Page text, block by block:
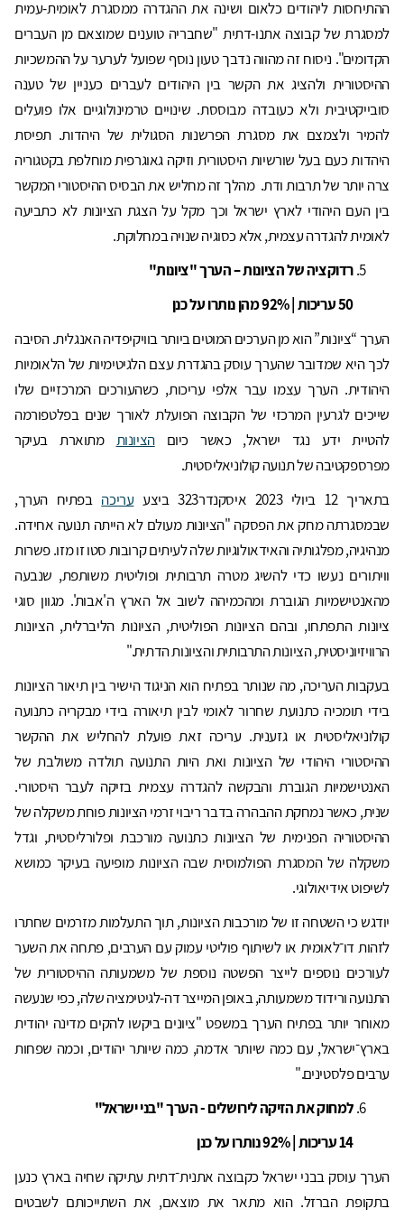
ההתיחסות ליהודים כלאום ושינה את ההגדרה ממסגרת לאומית-עמית
למסגרת של קבוצה אתנו-דתית "שחבריה טוענים שמוצאם מן העברים
הקדומים". ניסוח זה מהווה נדבך טעון נוסף שפועל לערער על ההמשכיות
ההיסטורית ולהציג את הקשר בין היהודים לעברים כעניין של טענה
סובייקטיבית ולא כעובדה מבוססת. שינויים טרמינולוגיים אלו פועלים
להמיר ולצמצם את מסגרת הפרשנות הסגולית של היהדות. תפיסת
היהדות כעם בעל שורשיות היסטורית וזיקה גאוגרפית מוחלפת בקטגוריה
צרה יותר של תרבות ודת. מהלך זה מחליש את הבסיס ההיסטורי המקשר
בין העם היהודי לארץ ישראל וכך מקל על הצגת הציונות לא כתביעה
לאומית להגדרה עצמית, אלא כסוגיה שנויה במחלוקת.
רדוקציה של הציונות – הערך "ציונות"
50 עריכות | 92% מהן נותרו על כנן
הערך “ציונות” הוא מן הערכים המוטים ביותר בוויקיפדיה האנגלית. הסיבה
לכך היא שמדובר שהערך עוסק בהגדרת עצם הלגיטימיות של הלאומיות
היהודית. הערך עצמו עבר אלפי עריכות, כשהעורכים המרכזיים שלו
שייכים לגרעין המרכזי של הקבוצה הפועלת לאורך שנים בפלטפורמה
להטיית ידע נגד ישראל, כאשר כיוםהציונות מתוארת בעיקר
מפרספקטיבה של תנועה קולוניאליסטית.
בתאריך 12 ביולי 2023 איסקנדר323 ביצע
עריכה בפתיח הערך,
שבמסגרתה מחק את הפסקה "הציונות מעולם לא הייתה תנועה אחידה.
מנהיגיה, מפלגותיה והאידאולוגיות שלה לעיתים קרובות סטו זו מזו. פשרות
וויתורים נעשו כדי להשיג מטרה תרבותית ופוליטית משותפת, שנבעה
מהאנטישמיות הגוברת ומהכמיהה לשוב אל הארץ ה'אבות'. מגוון סוגי
ציונות התפתחו, ובהם הציונות הפוליטית, הציונות הליברלית, הציונות
הרוויזיוניסטית, הציונות התרבותית והציונות הדתית."
בעקבות העריכה, מה שנותר בפתיח הוא הניגוד הישיר בין תיאור הציונות
בידי תומכיה כתנועת שחרור לאומי לבין תיאורה בידי מבקריה כתנועה
קולוניאליסטית או גזענית. עריכה זאת פועלת להחליש את ההקשר
ההיסטורי היהודי של הציונות ואת היות התנועה תולדה משולבת של
האנטישמיות הגוברת והבקשה להגדרה עצמית בזיקה לעבר היסטורי.
שנית, כאשר נמחקת ההבהרה בדבר ריבוי זרמי הציונות פוחת משקלה של
ההיסטוריה הפנימית של הציונות כתנועה מורכבת ופלורליסטית, וגדל
משקלה של המסגרת הפולמוסית שבה הציונות מופיעה בעיקר כמושא
לשיפוט אידיאולוגי.
יודגש כי השטחה זו של מורכבות הציונות, תוך התעלמות מזרמים שחתרו
לזהות דו־לאומית או לשיתוף פוליטי עמוק עם הערבים, פתחה את השער
לעורכים נוספים לייצר הפשטה נוספת של משמעותה ההיסטורית של
התנועה ורידוד משמעותה, באופן המייצר דה-לגיטימציה שלה, כפי שנעשה
מאוחר יותר בפתיח הערך במשפט "ציונים ביקשו להקים מדינה יהודית
בארץ־ישראל, עם כמה שיותר אדמה, כמה שיותר יהודים, וכמה שפחות
ערבים פלסטינים."
למחוק את הזיקה לירושלים - הערך "בני ישראל"
14 עריכות | 92% נותרו על כנן
הערך עוסק בבני ישראל כקבוצה אתנית־דתית עתיקה שחיה בארץ כנען
בתקופת הברזל. הוא מתאר את מוצאם, את השתייכותם לשבטים